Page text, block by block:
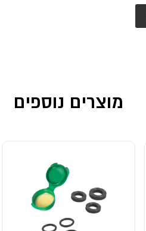
מוצרים נוספים